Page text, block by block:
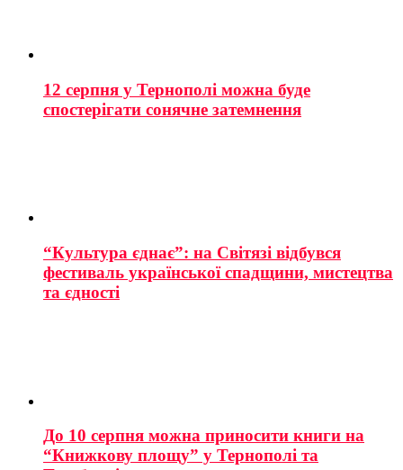
12 серпня у Тернополі можна буде
спостерігати сонячне затемнення
“Культура єднає”: на Світязі відбувся
фестиваль української спадщини, мистецтва
та єдності
До 10 серпня можна приносити книги на
“Книжкову площу” у Тернополі та